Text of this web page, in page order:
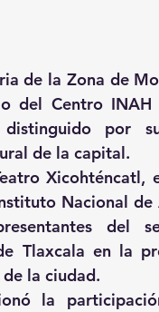
de la Zona de
del Centro INAH
por
de la capital.
Xicohténcatl,
Nacional
del
Tlaxcala en la
la ciudad.
la